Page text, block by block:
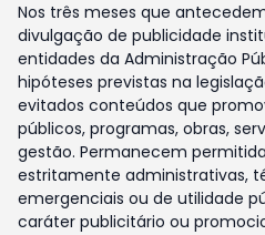
Nos três meses que
divulgação de publicidade
entidades da Administração
hipóteses previstas na
evitados conteúdos que
públicos, programas, obras,
gestão. Permanecem
estritamente administrativas,
emergenciais ou de utilidade
caráter publicitário ou